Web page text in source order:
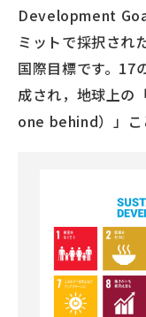
Development
ミットで採択され
国際目標です。17
成され，地球上の
one behind）」こ